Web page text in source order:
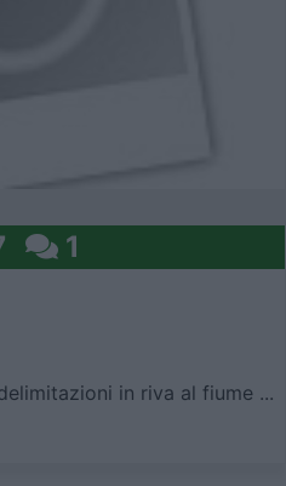
1
in riva al fiume ...